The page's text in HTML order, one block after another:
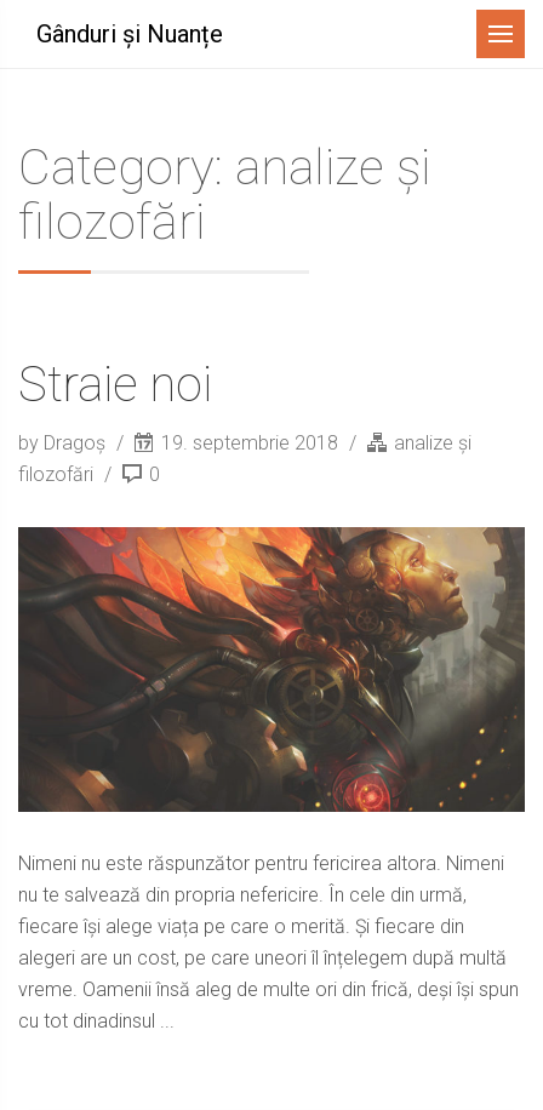
Gânduri și Nuanțe Menu
Category: analize și
filozofări
Straie noi
by Dragoș 19. septembrie 2018
analize și
filozofări
0
Nimeni nu este răspunzător pentru fericirea altora. Nimeni
nu te salvează din propria nefericire. În cele din urmă,
fiecare își alege viața pe care o merită. Și fiecare din
alegeri are un cost, pe care uneori îl înțelegem după multă
vreme. Oamenii însă aleg de multe ori din frică, deși își spun
cu tot dinadinsul ...